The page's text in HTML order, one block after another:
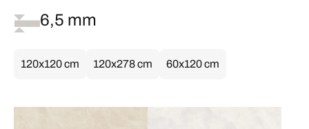
6,5 mm
120x120 cm 120x278 cm 60x120 cm